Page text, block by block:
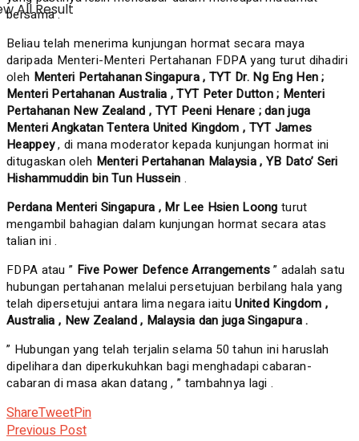
All Result
bersama .
Beliau telah menerima kunjungan hormat secara maya
daripada Menteri-Menteri Pertahanan FDPA yang turut dihadiri
oleh Menteri Pertahanan Singapura , TYT Dr. Ng Eng Hen ;
Menteri Pertahanan Australia , TYT Peter Dutton ; Menteri
Pertahanan New Zealand , TYT Peeni Henare ; dan juga
Menteri Angkatan Tentera United Kingdom , TYT James
Heappey, di mana moderator kepada kunjungan hormat ini
ditugaskan oleh Menteri Pertahanan Malaysia , YB Dato’ Seri
Hishammuddin bin Tun Hussein .
Perdana Menteri Singapura , Mr Lee Hsien Loong turut
mengambil bahagian dalam kunjungan hormat secara atas
talian ini .
FDPA atau ” Five Power Defence Arrangements” adalah satu
hubungan pertahanan melalui persetujuan berbilang hala yang
telah dipersetujui antara lima negara iaituUnited Kingdom ,
Australia , New Zealand , Malaysia dan juga Singapura .
” Hubungan yang telah terjalin selama 50 tahun ini haruslah
dipelihara dan diperkukuhkan bagi menghadapi cabaran-
cabaran di masa akan datang , ” tambahnya lagi .
ShareTweetPin
Previous Post